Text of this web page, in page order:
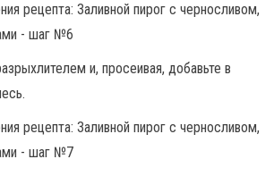
и, просеивая, добавьте в